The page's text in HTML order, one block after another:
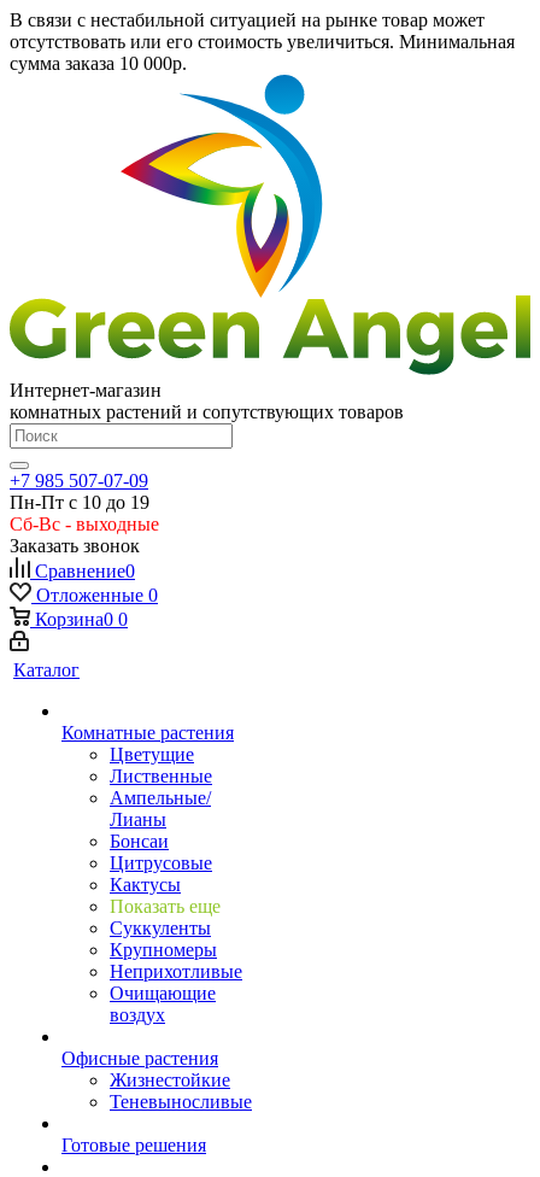
В связи с нестабильной ситуацией на рынке товар может
отсутствовать или его стоимость увеличиться. Минимальная
сумма заказа 10 000р.
Интернет-магазин
комнатных растений и сопутствующих товаров
+7 985 507-07-09
Пн-Пт с 10 до 19
Сб-Вс - выходные
Заказать звонок
Сравнение0
Отложенные 0
Корзина0 0
Каталог
Комнатные растения
Цветущие
Лиственные
Ампельные/
Лианы
Бонсаи
Цитрусовые
Кактусы
Показать еще
Суккуленты
Крупномеры
Неприхотливые
Очищающие
воздух
Офисные растения
Жизнестойкие
Теневыносливые
Готовые решения